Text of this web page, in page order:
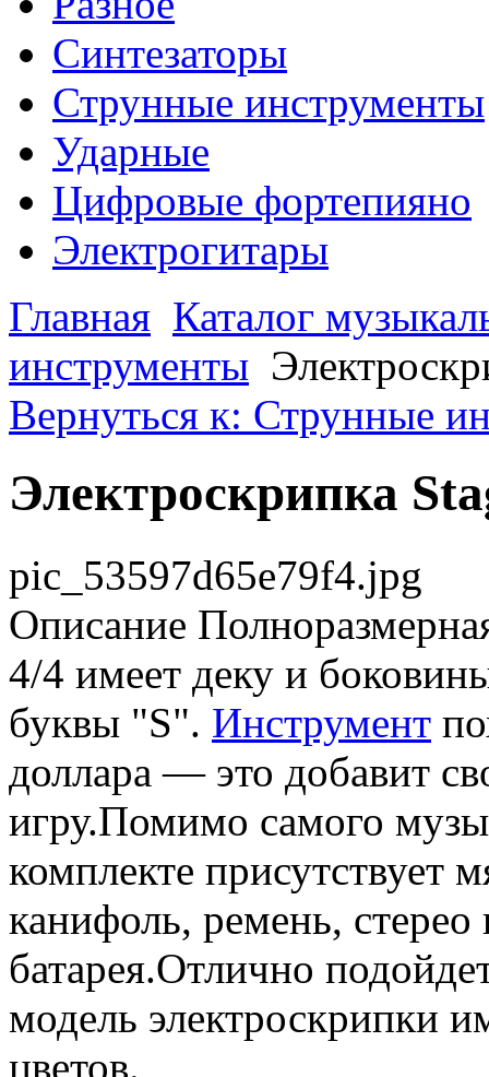
Синтезаторы
Струнные инструменты
Ударные
Цифровые фортепияно
Электрогитары
Главная Каталог
инструменты
Вернуться к: Струнные
Электроскрипка
pic_53597d65e79f4.jpg
Описание
4/4 имеет деку и
буквы "S". Инструмент
доллара — это добавит
игру.Помимо самого
комплекте присутствует
канифоль, ремень,
батарея.Отлично
модель электроскрипки
цветов.